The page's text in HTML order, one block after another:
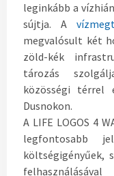
leginkább a
sújtja. A
megvalósult két
zöld-kék
tározás
közösségi térrel
Dusnokon.
A LIFE LOGOS 4
legfontosabb
költségigényűek,